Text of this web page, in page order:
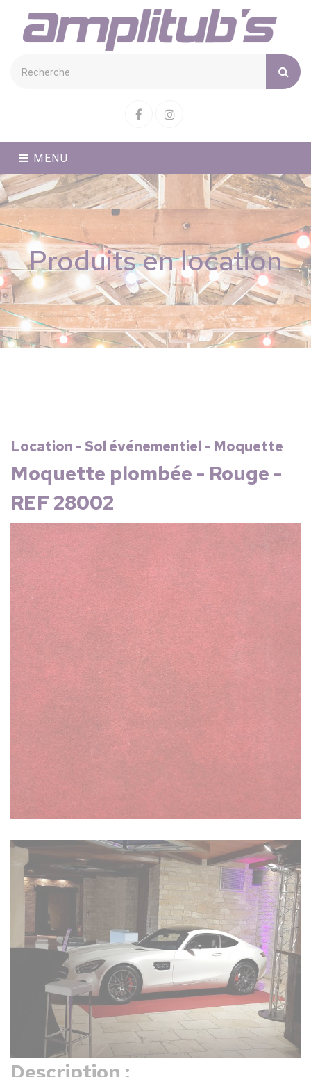
FacebookInstagram
MENU
Produits en location
Location - Sol événementiel - Moquette
Moquette plombée - Rouge -
REF 28002
Cookies management panel